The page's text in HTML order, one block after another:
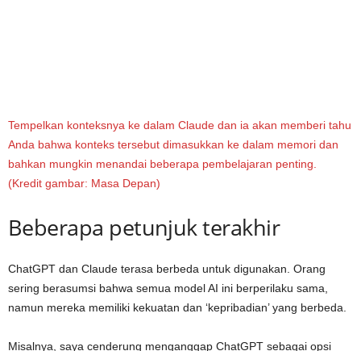
Tempelkan konteksnya ke dalam Claude dan ia akan memberi tahu
Anda bahwa konteks tersebut dimasukkan ke dalam memori dan
bahkan mungkin menandai beberapa pembelajaran penting.
(Kredit gambar: Masa Depan)
Beberapa petunjuk terakhir
ChatGPT dan Claude terasa berbeda untuk digunakan. Orang
sering berasumsi bahwa semua model AI ini berperilaku sama,
namun mereka memiliki kekuatan dan ‘kepribadian’ yang berbeda.
Misalnya, saya cenderung menganggap ChatGPT sebagai opsi